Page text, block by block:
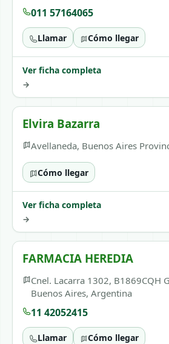
011 57164065
Llamar Cómo llegar
Ver ficha completa
→
Elvira Bazarra
Avellaneda, Buenos Aires
Cómo llegar
Ver ficha completa
→
FARMACIA HEREDIA
Cnel. Lacarra 1302, B1869CQH
Buenos Aires, Argentina
11 42052415
Llamar Cómo llegar